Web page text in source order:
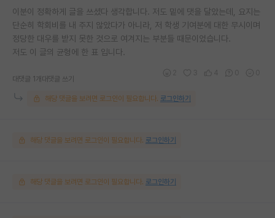
이분이 정확하게 글을 쓰셨다 생각합니다. 저도 밑에 댓을 달았는데, 요지는
단순히 학회비를 내 주지 않았다가 아니라, 저 학생 기여분에 대한 무시이며
정당한 대우를 받지 못한 것으로 여겨지는 부분들 때문이었습니다.
저도 이 글의 균형에 한 표 입니다.
대댓글 1개 대댓글 쓰기
해당 댓글을 보려면 로그인이 필요합니다. 로그인하기
해당 댓글을 보려면 로그인이 필요합니다. 로그인하기
해당 댓글을 보려면 로그인이 필요합니다. 로그인하기